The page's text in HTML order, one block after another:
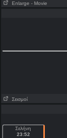
Enlarge - Movie
Σεισμοί
Σελήνη
23:52